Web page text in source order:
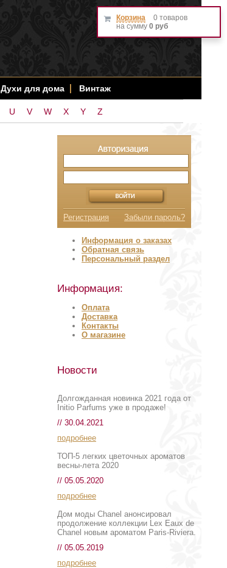
Духи для дома Винтаж
U V W X Y Z
Корзина
0 товаров
на сумму 0 руб
Регистрация Забыли пароль?
Информация о заказах
Обратная связь
Персональный раздел
Информация:
Оплата
Доставка
Контакты
О магазине
Новости
Долгожданная новинка 2021 года от
Initio Parfums уже в продаже!
// 30.04.2021
подробнее
ТОП-5 легких цветочных ароматов
весны-лета 2020
// 05.05.2020
подробнее
Дом моды Chanel анонсировал
продолжение коллекции Lex Eaux de
Chanel новым ароматом Paris-Riviera.
// 05.05.2019
подробнее